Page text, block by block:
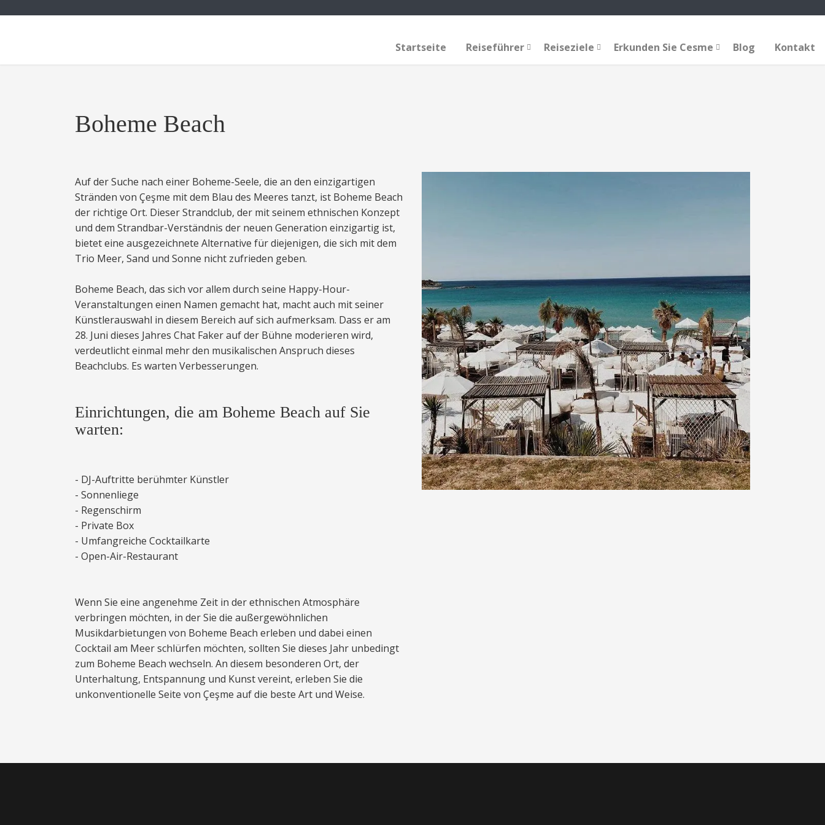
Startseite Reiseführer Reiseziele Erkunden Sie Cesme Blog Kontakt
Boheme Beach
Auf der Suche nach einer Boheme-Seele, die an den einzigartigen
Stränden von Çeşme mit dem Blau des Meeres tanzt, ist Boheme Beach
der richtige Ort. Dieser Strandclub, der mit seinem ethnischen Konzept
und dem Strandbar-Verständnis der neuen Generation einzigartig ist,
bietet eine ausgezeichnete Alternative für diejenigen, die sich mit dem
Trio Meer, Sand und Sonne nicht zufrieden geben.
Boheme Beach, das sich vor allem durch seine Happy-Hour-
Veranstaltungen einen Namen gemacht hat, macht auch mit seiner
Künstlerauswahl in diesem Bereich auf sich aufmerksam. Dass er am
28. Juni dieses Jahres Chat Faker auf der Bühne moderieren wird,
verdeutlicht einmal mehr den musikalischen Anspruch dieses
Beachclubs. Es warten Verbesserungen.
Einrichtungen, die am Boheme Beach auf Sie
warten:
- DJ-Auftritte berühmter Künstler
- Sonnenliege
- Regenschirm
- Private Box
- Umfangreiche Cocktailkarte
- Open-Air-Restaurant
Wenn Sie eine angenehme Zeit in der ethnischen Atmosphäre
verbringen möchten, in der Sie die außergewöhnlichen
Musikdarbietungen von Boheme Beach erleben und dabei einen
Cocktail am Meer schlürfen möchten, sollten Sie dieses Jahr unbedingt
zum Boheme Beach wechseln. An diesem besonderen Ort, der
Unterhaltung, Entspannung und Kunst vereint, erleben Sie die
unkonventionelle Seite von Çeşme auf die beste Art und Weise.